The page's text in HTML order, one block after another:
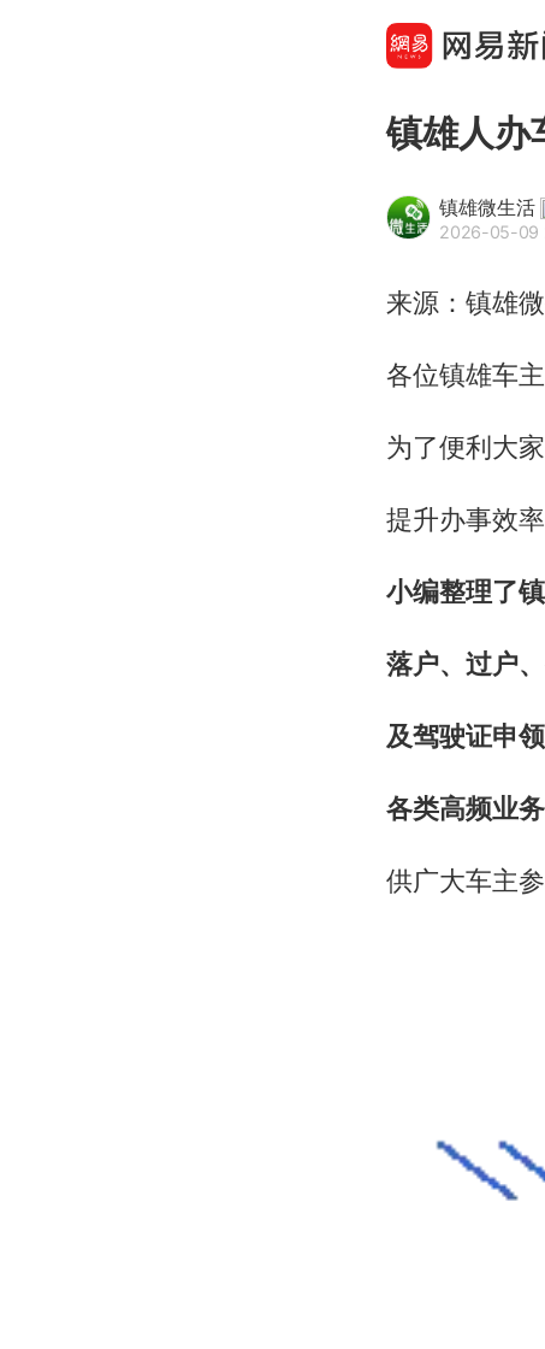
镇雄人办
镇雄微生活
2026-05-09
来源：镇雄
各位镇雄车主
为了便利大
提升办事效
小编整理了
落户、过户
及驾驶证申
各类高频业务
供广大车主